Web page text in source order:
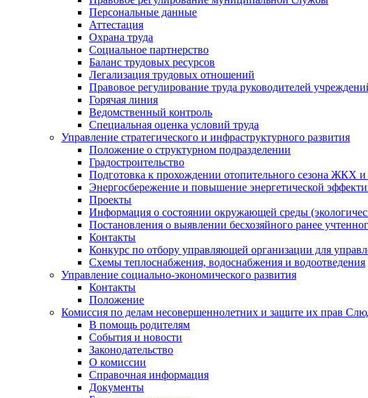
Персональные данные
Аттестация
Охрана труда
Социальное партнерство
Баланс трудовых ресурсов
Легализация трудовых отношений
Правовое регулирование труда руководителей
Горячая линия
Ведомственный контроль
Специальная оценка условий труда
Управление стратегического и инфраструктурного развития
Положение о структурном подразделении
Градостроительство
Подготовка к прохождении отопительного сезона ЖКХ
Энергосбережение и повышение энергетической
Проекты
Информация о состоянии окружающей среды
Постановления о выявлении бесхозяйного ранее
Контакты
Конкурс по отбору управляющей организации для
Схемы теплоснабжения, водоснабжения и водоотведения
Управление социально-экономического развития
Контакты
Положение
Комиссия по делам несовершеннолетних и защите их прав
В помощь родителям
События и новости
Законодательство
О комиссии
Справочная информация
Документы